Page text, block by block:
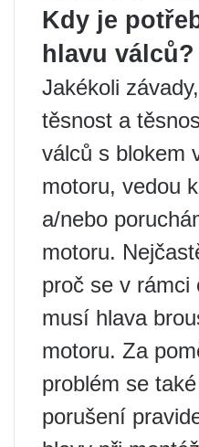
Kdy je
hlavu válců?
Jakékoli
těsnost a
válců s blokem
motoru, vedou
a/nebo
motoru.
proč se v rámci
musí hlava
motoru. Za
problém se
porušení